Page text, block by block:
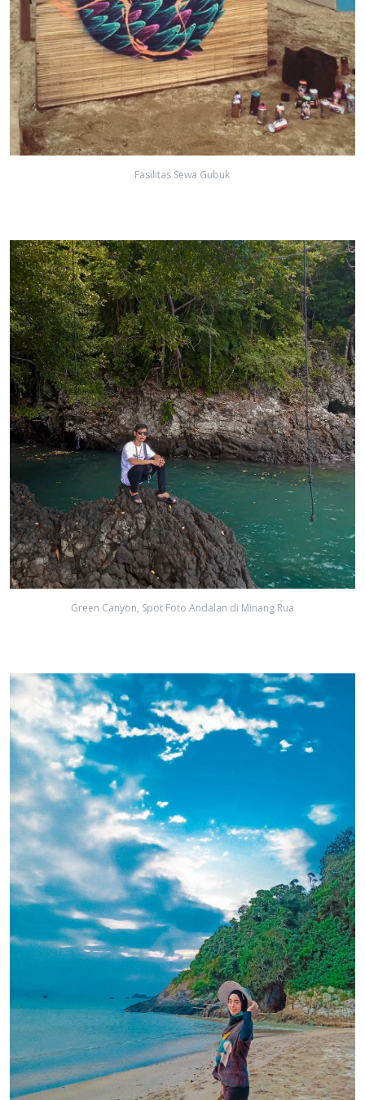
Fasilitas Sewa Gubuk
Green Canyon, Spot Foto Andalan di Minang Rua